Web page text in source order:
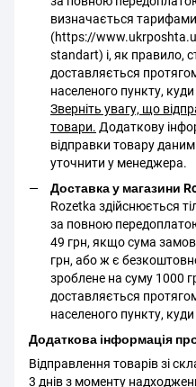
визначається тарифами
(https://
standart) і, як правило,
доставляється
населеного пункту,
Зверніть увагу, що
товари. Додаткову
відправки товару
уточнити у менеджера.
Доставка у магазини
Rozetka здійснюється
за повною
49 грн, якщо сума
грн, або ж є
зроблене на суму 1000
доставляється
населеного пункту,
Додаткова інформація
Відправлення товарів зі
3 днів з моменту